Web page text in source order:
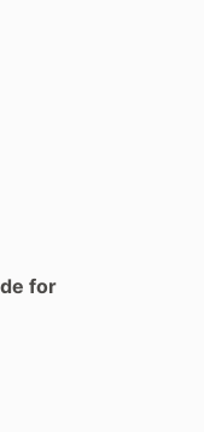
for